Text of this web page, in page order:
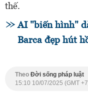
thế.
AI "biến hình"
Barca đẹp hút
Theo Đời sống pháp luật
15:10 10/07/2025 (GMT